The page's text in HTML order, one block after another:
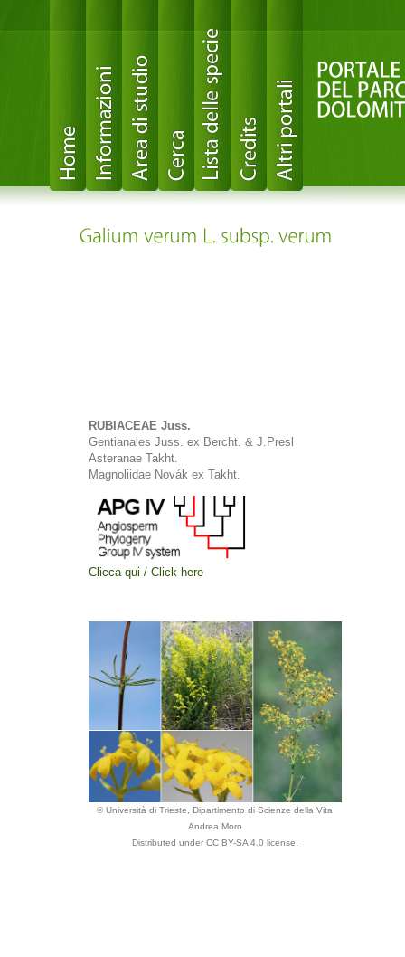
RUBIACEAE Juss.
Gentianales Juss. ex Bercht. & J.Presl
Asteranae Takht.
Magnoliidae Novák ex Takht.
Clicca qui / Click here
© Università di Trieste, Dipartimento di Scienze della Vita
Andrea Moro
Distributed under CC BY-SA 4.0 license.